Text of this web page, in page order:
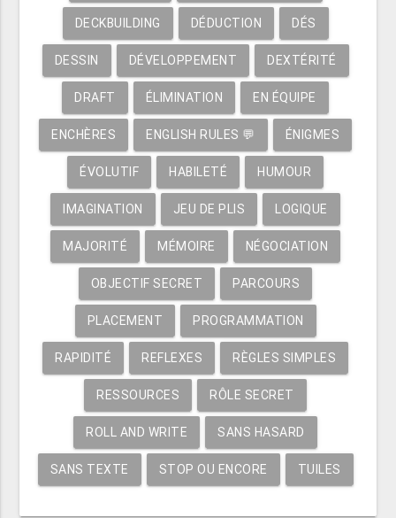
DECKBUILDING DÉDUCTION DÉS
DESSIN DÉVELOPPEMENT DEXTÉRITÉ
DRAFT ÉLIMINATION EN ÉQUIPE
ENCHÈRES ENGLISH RULES 💬 ÉNIGMES
ÉVOLUTIF HABILETÉ HUMOUR
IMAGINATION JEU DE PLIS LOGIQUE
MAJORITÉ MÉMOIRE NÉGOCIATION
OBJECTIF SECRET PARCOURS
PLACEMENT PROGRAMMATION
RAPIDITÉ REFLEXES RÈGLES SIMPLES
RESSOURCES RÔLE SECRET
ROLL AND WRITE SANS HASARD
SANS TEXTE STOP OU ENCORE TUILES